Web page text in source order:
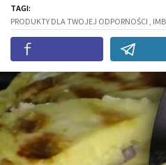
TAGI:
PRODUKTY DLA TWOJEJ ODPORNOŚCI ,